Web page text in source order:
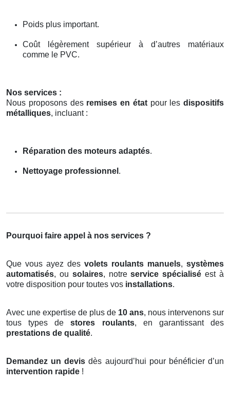
Poids plus important.
Coût légèrement supérieur à d’autres matériaux
comme le PVC.
Nos services :
Nous proposons des remises en étatpour les dispositifs
métalliques, incluant :
Réparation des moteurs adaptés.
Nettoyage professionnel .
Pourquoi faire appel à nos services ?
Que vous ayez des volets roulants manuels, systèmes
automatisés, ou solaires, notreservice spécialisé est à
votre disposition pour toutes vos installations.
Avec une expertise de plus de 10 ans, nous intervenons sur
tous types destores roulants, en garantissant des
prestations de qualité.
Demandez un devis dès aujourd’hui pour bénéficier d’un
intervention rapide !